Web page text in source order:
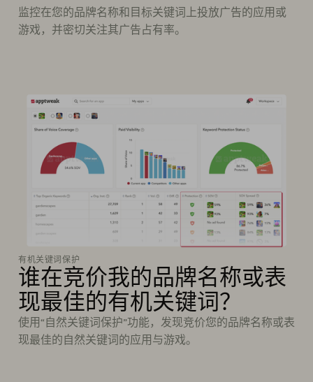
监控在您的品牌名称和目标关键词上投放广告的应用或
游戏，并密切关注其广告占有率。
有机关键词保护
谁在竞价我的品牌名称或表
现最佳的有机关键词？
使用“自然关键词保护”功能，发现竞价您的品牌名称或表
现最佳的自然关键词的应用与游戏。